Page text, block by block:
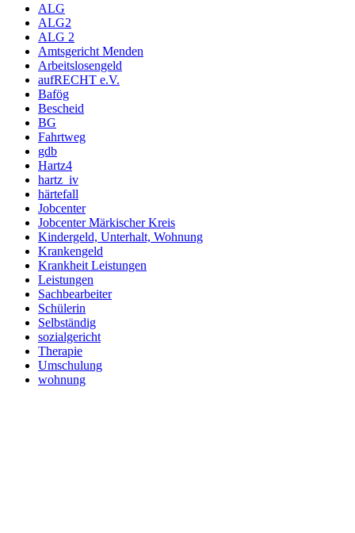
ALG
ALG2
ALG 2
Amtsgericht Menden
Arbeitslosengeld
aufRECHT e.V.
Bafög
Bescheid
BG
Fahrtweg
gdb
Hartz4
hartz_iv
härtefall
Jobcenter
Jobcenter Märkischer Kreis
Kindergeld, Unterhalt, Wohnung
Krankengeld
Krankheit Leistungen
Leistungen
Sachbearbeiter
Schülerin
Selbständig
sozialgericht
Therapie
Umschulung
wohnung